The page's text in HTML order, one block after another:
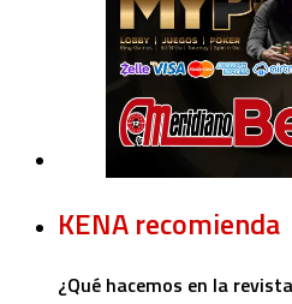
KENA recomienda
¿Qué hacemos en la